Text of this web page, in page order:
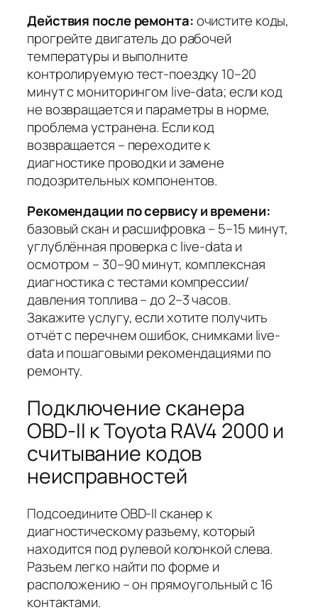
Действия после ремонта:очистите коды,
прогрейте двигатель до рабочей
температуры и выполните
контролируемую тест-поездку 10–20
минут с мониторингом live-data; если код
не возвращается и параметры в норме,
проблема устранена. Если код
возвращается – переходите к
диагностике проводки и замене
подозрительных компонентов.
Рекомендации по сервису и времени:
базовый скан и расшифровка – 5–15 минут,
углублённая проверка с live-data и
осмотром – 30–90 минут, комплексная
диагностика с тестами компрессии/
давления топлива – до 2–3 часов.
Закажите услугу, если хотите получить
отчёт с перечнем ошибок, снимками live-
data и пошаговыми рекомендациями по
ремонту.
Подключение сканера
OBD-II к Toyota RAV4 2000 и
считывание кодов
неисправностей
Подсоедините OBD-II сканер к
диагностическому разъему, который
находится под рулевой колонкой слева.
Разъем легко найти по форме и
расположению – он прямоугольный с 16
контактами.